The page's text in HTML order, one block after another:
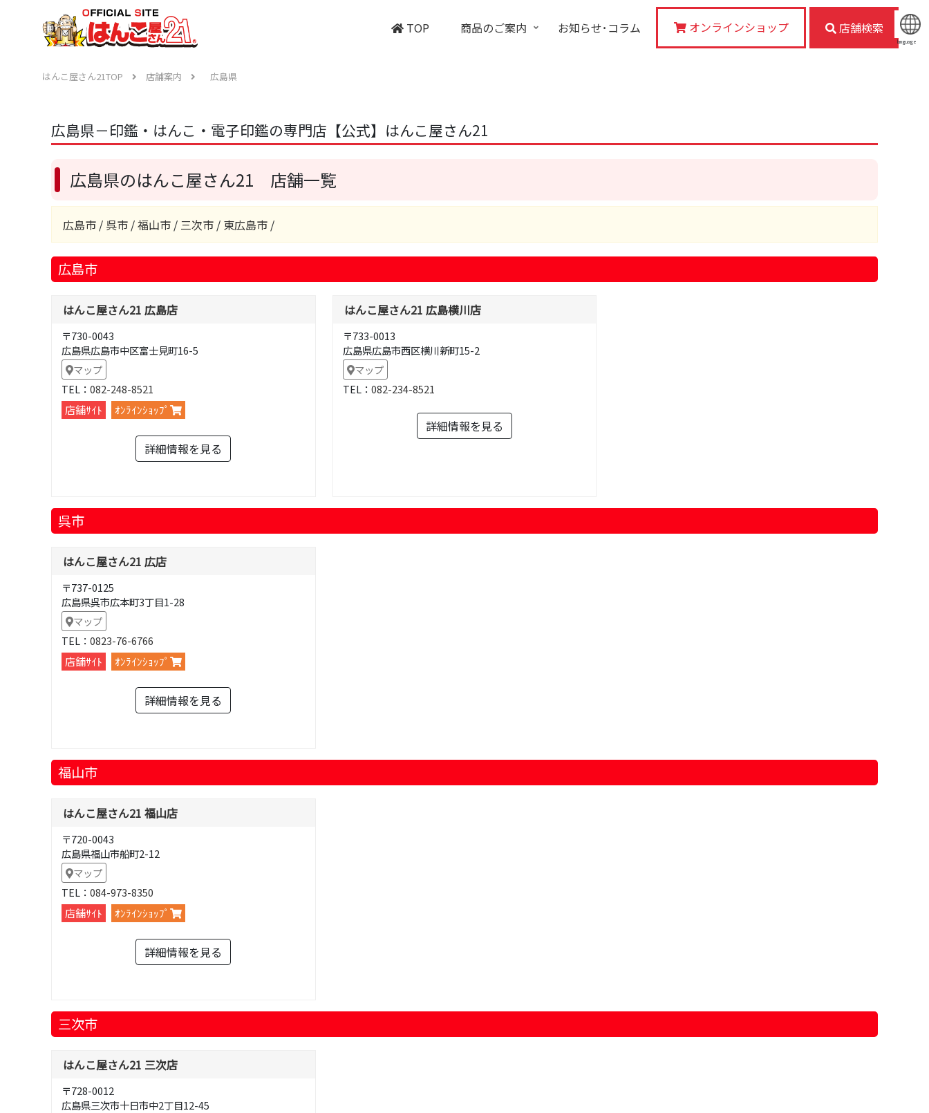
language
TOP 商品のご案内 お知らせ･コラム オンラインショップ 店舗検索
はんこ屋さん21TOP 店舗案内 広島県
広島県－印鑑・はんこ・電子印鑑の専門店【公式】はんこ屋さん21
広島県のはんこ屋さん21 店舗一覧
広島市 / 呉市 /福山市 / 三次市 / 東広島市 /
広島市
はんこ屋さん21 広島店
〒730-0043
広島県広島市中区富士見町16-5
マップ
TEL：082-248-8521
店舗ｻｲﾄ
ｵﾝﾗｲﾝｼｮｯﾌﾟ
詳細情報を見る
はんこ屋さん21 広島横川店
〒733-0013
広島県広島市西区横川新町15-2
マップ
TEL：082-234-8521
詳細情報を見る
呉市
はんこ屋さん21 広店
〒737-0125
広島県呉市広本町3丁目1-28
マップ
TEL：0823-76-6766
店舗ｻｲﾄ
ｵﾝﾗｲﾝｼｮｯﾌﾟ
詳細情報を見る
福山市
はんこ屋さん21 福山店
〒720-0043
広島県福山市船町2-12
マップ
TEL：084-973-8350
店舗ｻｲﾄ
ｵﾝﾗｲﾝｼｮｯﾌﾟ
詳細情報を見る
三次市
はんこ屋さん21 三次店
〒728-0012
広島県三次市十日市中2丁目12-45